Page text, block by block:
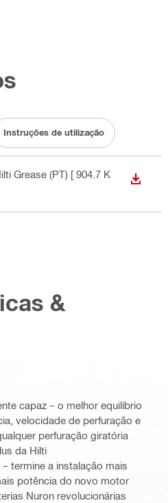
Instruções de utilização
Grease (PT) [ 904.7 K
&
capaz – o melhor equilíbrio
velocidade de perfuração e
perfuração giratória
da Hilti
termine a instalação mais
potência do novo motor
Nuron revolucionárias